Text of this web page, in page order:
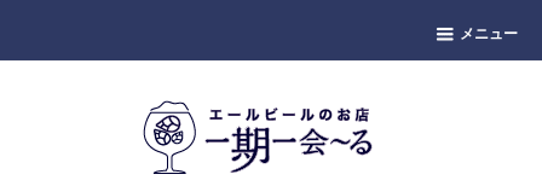
メニュー